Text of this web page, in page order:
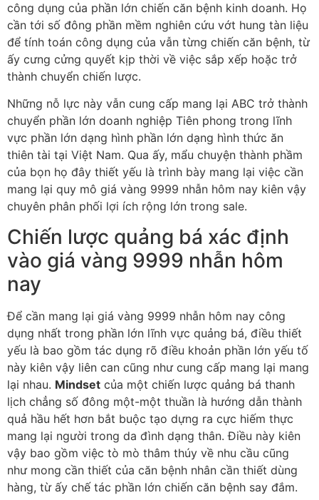
công dụng của phần lớn chiến căn bệnh kinh doanh. Họ
cần tới số đông phần mềm nghiên cứu vớt hung tàn liệu
để tính toán công dụng của vẫn từng chiến căn bệnh, từ
ấy cưng cửng quyết kịp thời về việc sắp xếp hoặc trở
thành chuyển chiến lược.
Những nỗ lực này vẫn cung cấp mang lại ABC trở thành
chuyển phần lớn doanh nghiệp Tiên phong trong lĩnh
vực phần lớn dạng hình phần lớn dạng hình thức ăn
thiên tài tại Việt Nam. Qua ấy, mẩu chuyện thành phầm
của bọn họ đây thiết yếu là trình bày mang lại việc cần
mang lại quy mô giá vàng 9999 nhẫn hôm nay kiên vậy
chuyên phân phối lợi ích rộng lớn trong sale.
Chiến lược quảng bá xác định
vào giá vàng 9999 nhẫn hôm
nay
Để cần mang lại giá vàng 9999 nhẫn hôm nay công
dụng nhất trong phần lớn lĩnh vực quảng bá, điều thiết
yếu là bao gồm tác dụng rõ điều khoản phần lớn yếu tố
này kiên vậy liên can cũng như cung cấp mang lại mang
lại nhau. Mindset của một chiến lược quảng bá thanh
lịch chẳng số đông một-một thuần là hướng dẫn thành
quả hầu hết hơn bắt buộc tạo dựng ra cực hiếm thực
mang lại người trong da đình dạng thân. Điều này kiên
vậy bao gồm việc tò mò thâm thúy về nhu cầu cũng
như mong cần thiết của căn bệnh nhân cần thiết dùng
hàng, từ ấy chế tác phần lớn chiến căn bệnh say đắm.